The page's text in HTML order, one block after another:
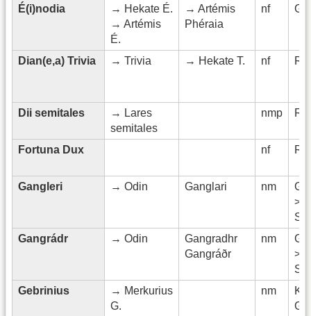
É(i)nodia
→ Hekate É.
→ Artémis
É.
→ Artémis
Phéraia
nf
Dian(e,a) Trivia → Trivia → Hekate T. nf
Dii semitales
→ Lares
semitales
nmp
Fortuna Dux nf
Gangleri → Odin Ganglari nm
>
Gangrádr
→ Odin
Gangradhr
Gangráðr
nm
>
Gebrinius
→ Merkurius
G.
nm